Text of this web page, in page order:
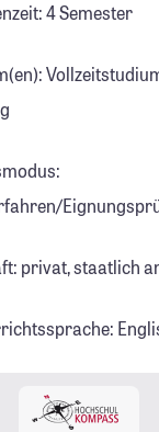
4 Semester
privat, staatlich